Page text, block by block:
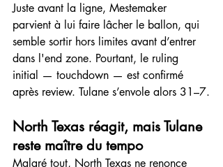
Juste avant la ligne, Mestemaker
parvient à lui faire lâcher le ballon, qui
semble sortir hors limites avant d’entrer
dans l'end zone. Pourtant, le ruling
initial — touchdown — est confirmé
après review. Tulane s’envole alors 31–7.
North Texas réagit, mais Tulane
reste maître du tempo
Malgré tout, North Texas ne renonce